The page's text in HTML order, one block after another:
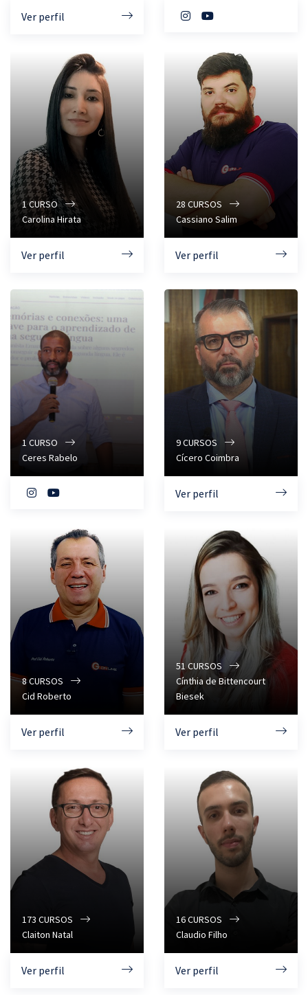
Ver perfil
1CURSO
Carolina Hirata
Ver perfil
28 CURSOS
Cassiano Salim
Ver perfil
1 CURSO
Ceres Rabelo
9CURSOS
Cícero Coimbra
Ver perfil
8CURSOS
Cid Roberto
Ver perfil
51CURSOS
Cínthia de Bittencourt
Biesek
Ver perfil
173 CURSOS
Claiton Natal
Ver perfil
16CURSOS
Claudio Filho
Ver perfil